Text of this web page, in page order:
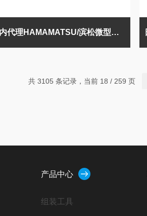
国内代理HAMAMATSU/滨松微型光谱仪
共 3105 条记录，当前 18 / 259 页
产品中心
组装工具